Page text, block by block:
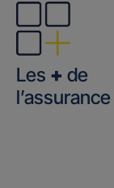
Les + de
l’assurance